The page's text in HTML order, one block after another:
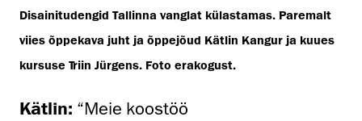
Disainitudengid Tallinna vanglat külastamas. Paremalt
viies õppekava juht ja õppejõud Kätlin Kangur ja kuues
kursuse Triin Jürgens. Foto erakogust.
Kätlin: “Meie koostöö